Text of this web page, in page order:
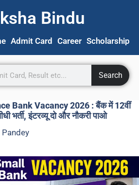
Bindu
Admit Card Career Scholarship
Search
Bank Vacancy 2026 : बैंक में 12वीं
भर्ती, इंटरव्यू दो और नौकरी पाओ
Pandey